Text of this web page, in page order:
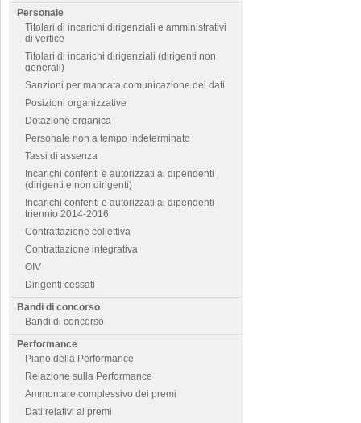
Personale
Titolari di incarichi dirigenziali e amministrativi
di vertice
Titolari di incarichi dirigenziali (dirigenti non
generali)
Sanzioni per mancata comunicazione dei dati
Posizioni organizzative
Dotazione organica
Personale non a tempo indeterminato
Tassi di assenza
Incarichi conferiti e autorizzati ai dipendenti
(dirigenti e non dirigenti)
Incarichi conferiti e autorizzati ai dipendenti
triennio 2014-2016
Contrattazione collettiva
Contrattazione integrativa
OIV
Dirigenti cessati
Bandi di concorso
Bandi di concorso
Performance
Piano della Performance
Relazione sulla Performance
Ammontare complessivo dei premi
Dati relativi ai premi